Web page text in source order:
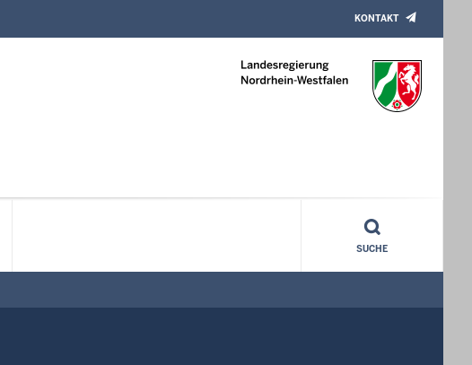
KONTAKT
SUCHE